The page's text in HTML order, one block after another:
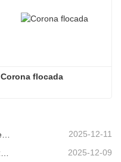
Corona flocada
2025-12-11
Mercado de árboles de Navidad 2025: Tendencias, tecnologías y guía de compras para compradores B2B 2025-12-09